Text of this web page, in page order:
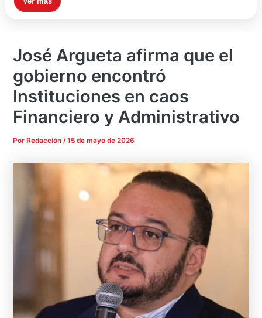
José Argueta afirma que el
gobierno encontró
Instituciones en caos
Financiero y Administrativo
Por Redacción/15 de mayo de 2026